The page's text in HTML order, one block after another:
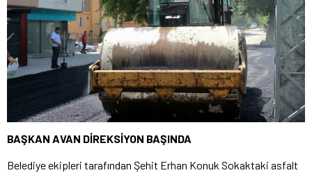
BAŞKAN AVAN DİREKSİYON BAŞINDA
Belediye ekipleri tarafından Şehit Erhan Konuk Sokaktaki asfalt